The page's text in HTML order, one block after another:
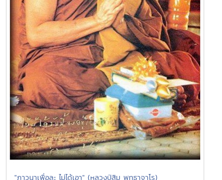
"ภาวนาเพื่อละ ไม่ได้เอา" (หลวงปู่สิม พุทธาจาโร)